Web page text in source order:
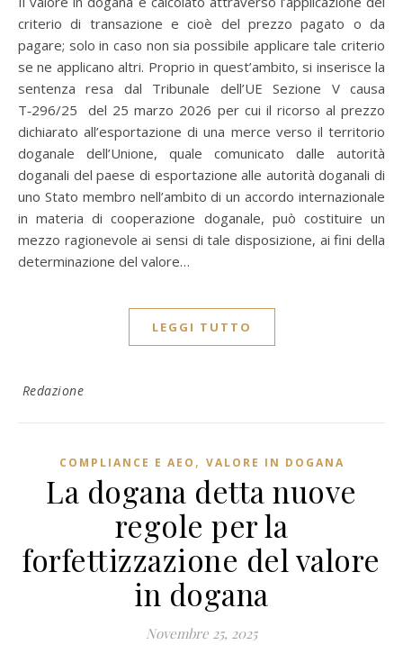
criterio di transazione e cioè del prezzo pagato o da
pagare; solo in caso non sia possibile applicare tale criterio
se ne applicano altri. Proprio in quest’ambito, si inserisce la
sentenza resa dal Tribunale dell’UE Sezione V causa
T‑296/25 del 25 marzo 2026 per cui il ricorso al prezzo
dichiarato all’esportazione di una merce verso il territorio
doganale dell’Unione, quale comunicato dalle autorità
doganali del paese di esportazione alle autorità doganali di
uno Stato membro nell’ambito di un accordo internazionale
in materia di cooperazione doganale, può costituire un
mezzo ragionevole ai sensi di tale disposizione, ai fini della
determinazione del valore…
LEGGI TUTTO
Redazione
COMPLIANCE E AEO , VALORE IN DOGANA
La dogana detta nuove
regole per la
forfettizzazione del valore
in dogana
Novembre 25, 2025